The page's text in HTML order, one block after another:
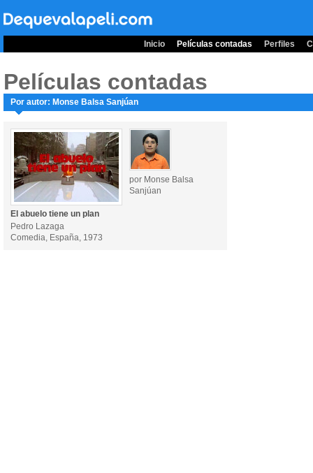
Inicio Películas contadas Perfiles
Películas contadas
Por autor: Monse Balsa Sanjúan
por Monse Balsa
Sanjúan
El abuelo tiene un plan
Pedro Lazaga
Comedia, España, 1973